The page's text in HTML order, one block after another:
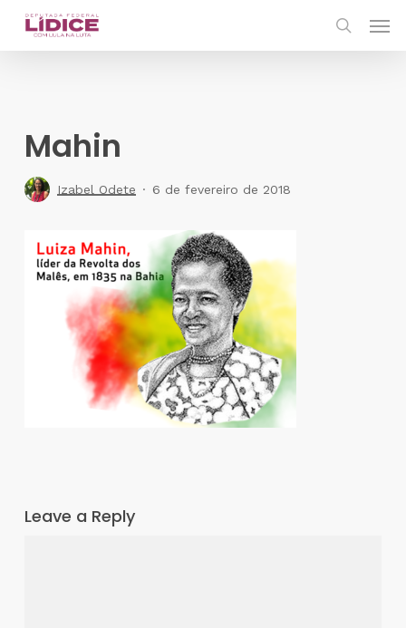
Skip
Mahin
Izabel Odete 6 de fevereiro de 2018
Leave a Reply